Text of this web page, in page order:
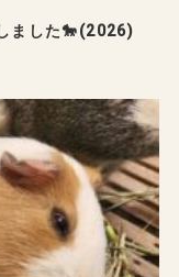
ました🐎(2026)